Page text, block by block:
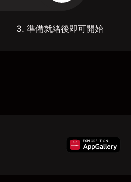
3. 準備就緒後即可開始